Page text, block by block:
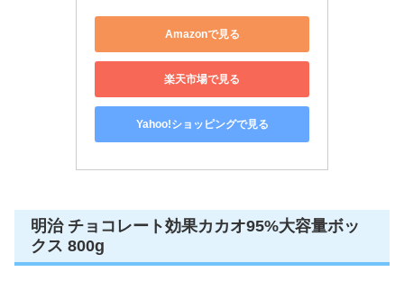
Amazonで見る
楽天市場で見る
Yahoo!ショッピングで見る
明治 チョコレート効果カカオ95%大容量ボッ
クス 800g